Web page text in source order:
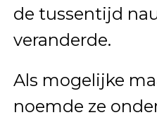
de tussentijd
veranderde.
Als mogelijke
noemde ze